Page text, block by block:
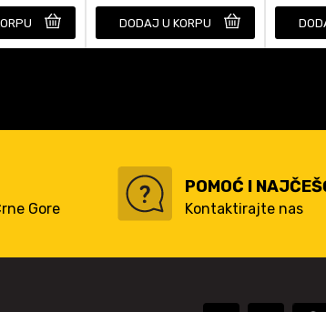
DODAJ U KORPU
Gore
POMOĆ I
Kontaktirajte nas